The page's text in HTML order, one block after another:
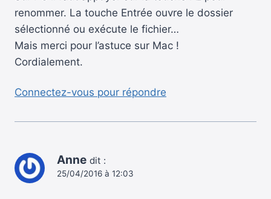
renommer. La touche Entrée ouvre le dossier
sélectionné ou exécute le fichier…
Mais merci pour l’astuce sur Mac !
Cordialement.
Connectez-vous pour répondre
Anne dit :
25/04/2016 à 12:03